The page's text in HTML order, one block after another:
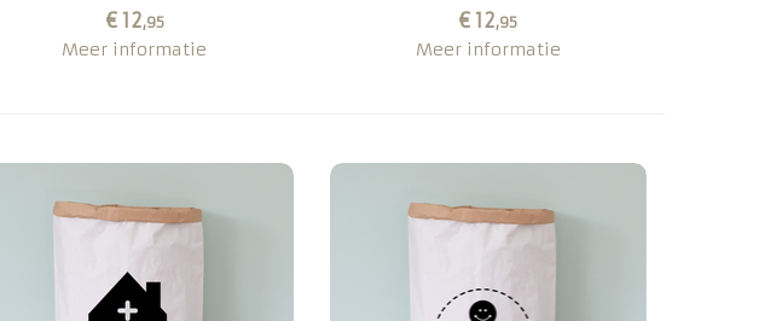
€ 12,95
Meer informatie
€ 12,95
Meer informatie